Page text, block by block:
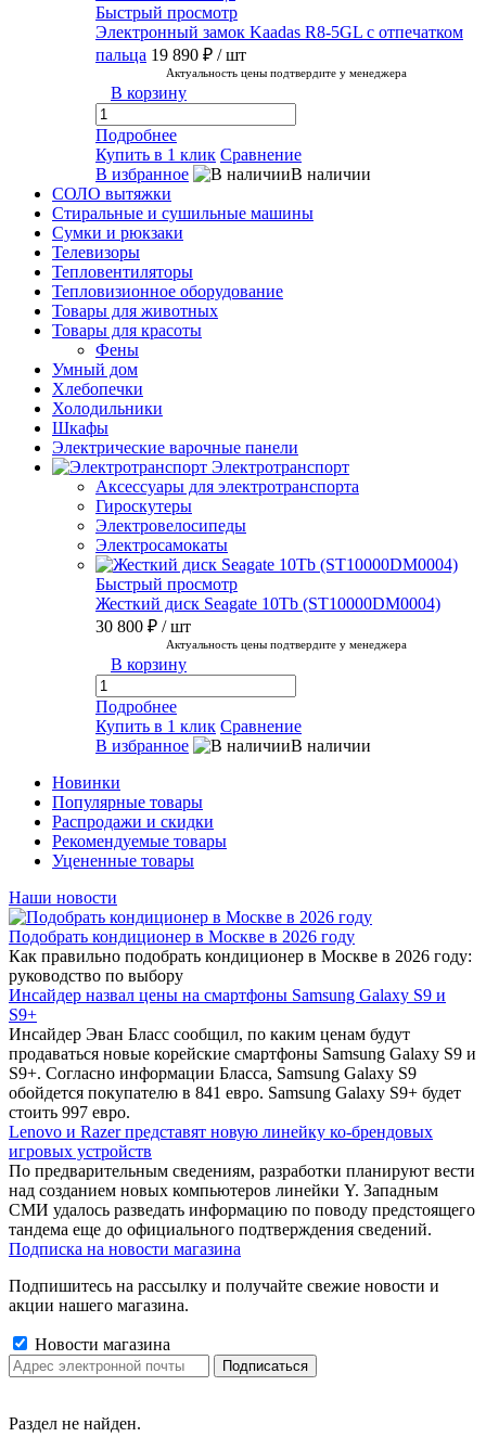
Быстрый просмотр
Электронный замок Kaadas R8-5GL с отпечатком
пальца 19 890 ₽ / шт
Актуальность цены подтвердите у менеджера
В корзину
Подробнее
Купить в 1 клик Сравнение
В избранное
В наличии
СОЛО вытяжки
Стиральные и сушильные машины
Сумки и рюкзаки
Телевизоры
Тепловентиляторы
Тепловизионное оборудование
Товары для животных
Товары для красоты
Фены
Умный дом
Хлебопечки
Холодильники
Шкафы
Электрические варочные панели
Электротранспорт
Аксессуары для электротранспорта
Гироскутеры
Электровелосипеды
Электросамокаты
Быстрый просмотр
Жесткий диск Seagate 10Tb (ST10000DM0004)
30 800 ₽ / шт
Актуальность цены подтвердите у менеджера
В корзину
Подробнее
Купить в 1 клик Сравнение
В избранное
В наличии
Новинки
Популярные товары
Распродажи и скидки
Рекомендуемые товары
Уцененные товары
Наши новости
Подобрать кондиционер в Москве в 2026 году
Как правильно подобрать кондиционер в Москве в 2026 году:
руководство по выбору
Инсайдер назвал цены на смартфоны Samsung Galaxy S9 и
S9+
Инсайдер Эван Бласс сообщил, по каким ценам будут
продаваться новые корейские смартфоны Samsung Galaxy S9 и
S9+. Согласно информации Бласса, Samsung Galaxy S9
обойдется покупателю в 841 евро. Samsung Galaxy S9+ будет
стоить 997 евро.
Lenovo и Razer представят новую линейку ко-брендовых
игровых устройств
По предварительным сведениям, разработки планируют вести
над созданием новых компьютеров линейки Y. Западным
СМИ удалось разведать информацию по поводу предстоящего
тандема еще до официального подтверждения сведений.
Подписка на новости магазина
Подпишитесь на рассылку и получайте свежие новости и
акции нашего магазина.
Новости магазина
Раздел не найден.